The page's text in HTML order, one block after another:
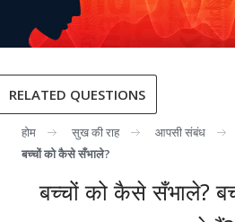
RELATED QUESTIONS
होम सुख की राह आपसी संबंध
बच्चों को कैसे सँभाले?
बच्चों को कैसे सँभाले?